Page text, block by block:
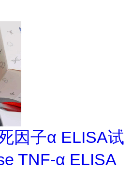
因子α ELISA试
TNF-α ELISA